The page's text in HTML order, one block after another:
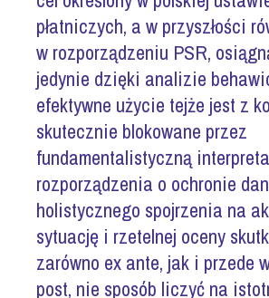
płatniczych, a w przyszłości
w rozporządzeniu PSR,
jedynie dzięki analizie
efektywne użycie tejże jest z
skutecznie blokowane przez
fundamentalistyczną
rozporządzenia o ochronie
holistycznego spojrzenia na
sytuację i rzetelnej oceny
zarówno ex ante, jak i przede
post, nie sposób liczyć na